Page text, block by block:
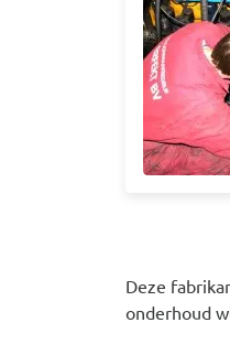
Deze
onderhoud